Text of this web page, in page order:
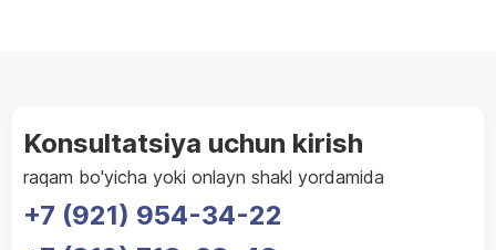
Konsultatsiya uchun kirish
raqam bo'yicha yoki onlayn shakl yordamida
+7 (921) 954-34-22